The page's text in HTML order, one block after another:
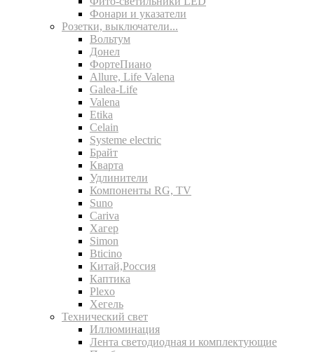
Фонари и указатели
Розетки, выключатели...
Вольтум
Донел
ФортеПиано
Allure, Life Valena
Galea-Life
Valena
Etika
Celain
Systeme electric
Брайт
Кварта
Удлинители
Компоненты RG, TV
Suno
Cariva
Хагер
Simon
Bticino
Китай,Россия
Каптика
Plexo
Хегель
Технический свет
Иллюминация
Лента светодиодная и комплектующие